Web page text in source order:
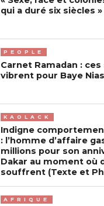
qui a duré six siècles »
PEOPLE
Carnet Ramadan :
vibrent pour Baye
KAOLACK
Indigne
: l’homme d’affaire
millions pour son
Dakar au moment où
souffrent (Texte et
AFRIQUE